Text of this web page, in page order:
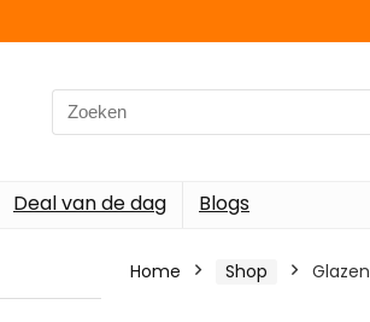
Search
for:
Deal van de dag Blogs
Home Shop Glazen